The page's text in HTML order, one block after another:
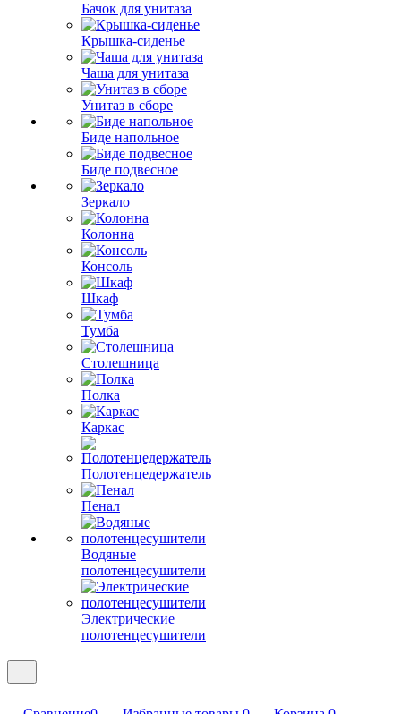
Бачок для унитаза
Крышка-сиденье
Чаша для унитаза
Унитаз в сборе
Биде напольное
Биде подвесное
Зеркало
Колонна
Консоль
Шкаф
Тумба
Столешница
Полка
Каркас
Полотенцедержатель
Пенал
Водяные
полотенцесушители
Электрические
полотенцесушители